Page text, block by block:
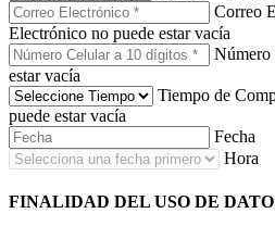
Correo
Electrónico no puede estar vacía
Número
estar vacía
Tiempo de
puede estar vacía
Fecha
Hora
FINALIDAD DEL USO DE